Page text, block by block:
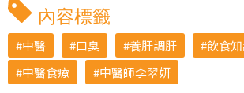
內容標籤
中醫 口臭 養肝調肝
飲食
中醫食療
中醫師李翠妍